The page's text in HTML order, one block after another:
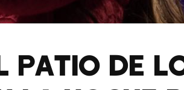
PATIO DE